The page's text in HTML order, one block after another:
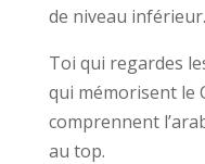
de niveau inférieur.
Toi qui regardes
qui mémorisent le
comprennent
au top.